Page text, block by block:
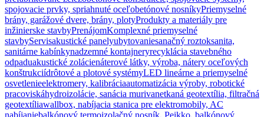
spojovacie prvky, spriahnuté oceľobetónové nosníkyPriemyselné
brány, garážové dvere, brány, plotyProdukty a materiály pre
inžinierske stavbyPrenájomKomplexné priemyselné
stavbyServisakustické panelyubytovaniesanačný roztoksanita,
sanitárne kabínkynadzemné kontajneryrecyklácia stavebného
odpaduakustické zolácienáterové látky, výroba, nátery oceľových
konštrukciídrôtové a plotové systémyLED lineárne a priemyselné
osvetlenieelektromery, kalibráciaautomatizácia výroby, robotické
pracoviskáhydroizolácie, sanácia murivanetkaná geotextília, filtračná
geotextíliawallbox, nabíjacia stanica pre elektromobily, AC